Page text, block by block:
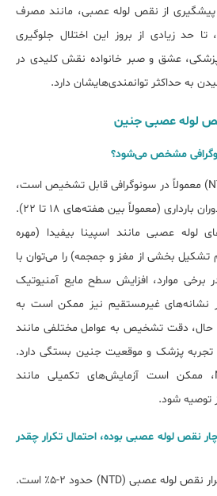
پیشگیری از نقص لوله عصبی، مانند مصرف
تا حد زیادی از بروز این اختلال جلوگیری
عشق و صبر خانواده نقش کلیدی در
به حداکثر توانمندی‌هایشان دارد.
لوله عصبی جنین
مشخص می‌شود؟
بله، نقص لوله عصبی (NTDs) معمولاً در سونوگرافی قابل تشخیص است،
به‌ویژه در سونوگرافی دقیق دوران بارداری (معمولاً بین هفته‌های ۱۸ تا ۲۲).
لوله عصبی مانند اسپینا بیفیدا (مهره
تشکیل بخشی از مغز و جمجمه) را می‌توان با
برخی موارد، افزایش سطح مایع آمنیوتیک
نشانه‌های غیرمستقیم نیز ممکن است به
دقت تشخیص به عوامل مختلفی مانند
تجربه پزشک و موقعیت جنین بستگی دارد.
در صورت شک به NTDs، ممکن است آزمایش‌های تکمیلی مانند
نقص لوله عصبی بوده، احتمال تکرار چقدر
در بارداری بعدی، احتمال تکرار نقص لوله عصبی (NTD) حدود ۲-۵٪ است.